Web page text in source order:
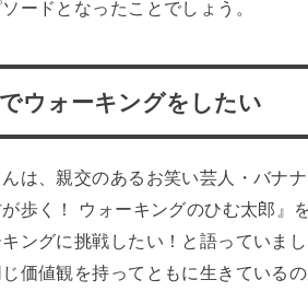
ードとなったことでしょう。
ウォーキングをしたい
は、親交のあるお笑い芸人・バナ
が歩く！ ウォーキングのひむ太郎』
キングに挑戦したい！と語っていま
価値観を持ってともに生きている